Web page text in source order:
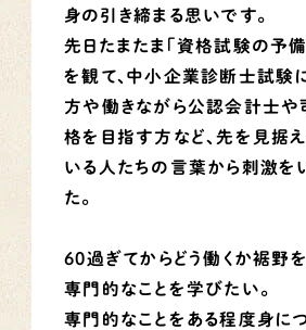
身の引き締まる思いです。
先日たまたま「資格試験の予備
を観て、中小企業診断士試験
方や働きながら公認会計士や
格を目指す方など、先を見据
いる人たちの言葉から刺激を
た。
60過ぎてからどう働くか裾野
専門的なことを学びたい。
専門的なことをある程度身に